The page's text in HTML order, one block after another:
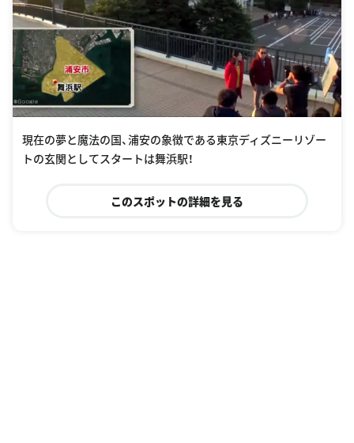
現在の夢と魔法の国、浦安の象徴である東京ディズニーリゾー
トの玄関としてスタートは舞浜駅！
このスポットの詳細を見る